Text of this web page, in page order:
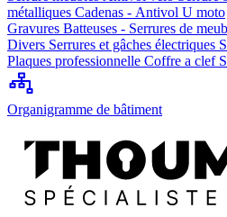
métalliques Cadenas - Antivol U moto
Gravures Batteuses - Serrures de
Divers Serrures et gâches électriques
Plaques professionnelle Coffre a clef
Organigramme de bâtiment